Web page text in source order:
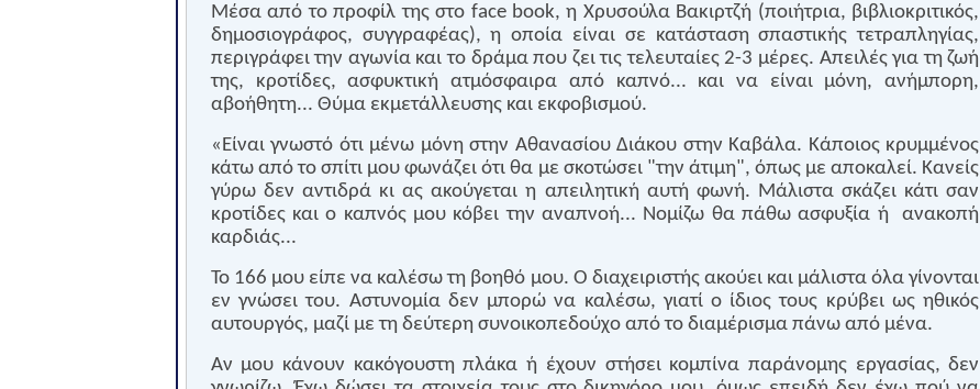
Μέσα από το προφίλ της στο face book, η Χρυσούλα Βακιρτζή (ποιήτρια, βιβλιοκριτικός,
δημοσιογράφος, συγγραφέας), η οποία είναι σε κατάσταση σπαστικής τετραπληγίας,
περιγράφει την αγωνία και το δράμα που ζει τις τελευταίες 2-3 μέρες. Απειλές για τη ζωή
της, κροτίδες, ασφυκτική ατμόσφαιρα από καπνό... και να είναι μόνη, ανήμπορη,
αβοήθητη... Θύμα εκμετάλλευσης και εκφοβισμού.
«Είναι γνωστό ότι μένω μόνη στην Αθανασίου Διάκου στην Καβάλα. Κάποιος κρυμμένος
κάτω από το σπίτι μου φωνάζει ότι θα με σκοτώσει "την άτιμη", όπως με αποκαλεί. Κανείς
γύρω δεν αντιδρά κι ας ακούγεται η απειλητική αυτή φωνή. Μάλιστα σκάζει κάτι σαν
κροτίδες και ο καπνός μου κόβει την αναπνοή... Νομίζω θα πάθω ασφυξία ή
ανακοπή
καρδιάς...
Το 166 μου είπε να καλέσω τη βοηθό μου. Ο διαχειριστής ακούει και μάλιστα όλα γίνονται
εν γνώσει του. Αστυνομία δεν μπορώ να καλέσω, γιατί ο ίδιος τους κρύβει ως ηθικός
αυτουργός, μαζί με τη δεύτερη συνοικοπεδούχο από το διαμέρισμα πάνω από μένα.
Αν μου κάνουν κακόγουστη πλάκα ή έχουν στήσει κομπίνα παράνομης εργασίας, δεν